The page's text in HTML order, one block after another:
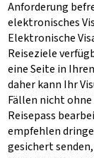
Anforderung
elektronisches
Elektronische
Reiseziele
eine Seite in
daher kann Ihr
Fällen nicht
Reisepass
empfehlen
gesichert